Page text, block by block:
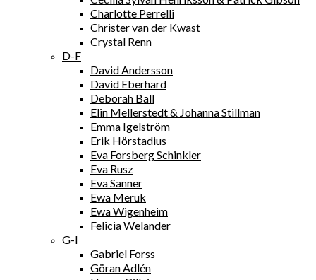
Charlotte Perrelli
Christer van der Kwast
Crystal Renn
D-F
David Andersson
David Eberhard
Deborah Ball
Elin Mellerstedt & Johanna Stillman
Emma Igelström
Erik Hörstadius
Eva Forsberg Schinkler
Eva Rusz
Eva Sanner
Ewa Meruk
Ewa Wigenheim
Felicia Welander
G-I
Gabriel Forss
Göran Adlén